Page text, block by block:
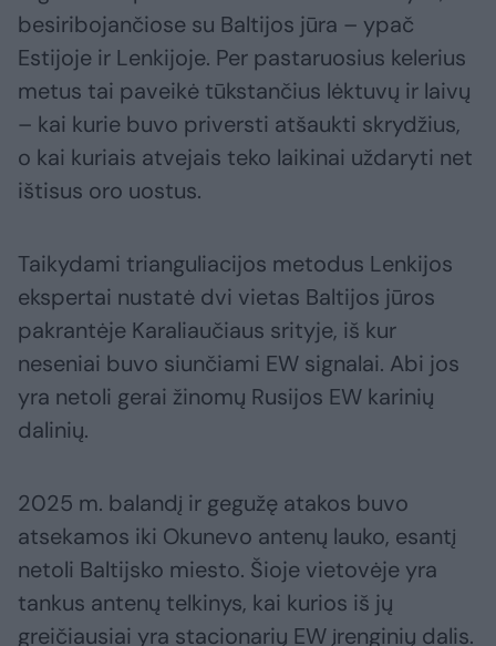
besiribojančiose su Baltijos jūra – ypač
Estijoje ir Lenkijoje. Per pastaruosius kelerius
metus tai paveikė tūkstančius lėktuvų ir laivų
– kai kurie buvo priversti atšaukti skrydžius,
o kai kuriais atvejais teko laikinai uždaryti net
ištisus oro uostus.
Taikydami trianguliacijos metodus Lenkijos
ekspertai nustatė dvi vietas Baltijos jūros
pakrantėje Karaliaučiaus srityje, iš kur
neseniai buvo siunčiami EW signalai. Abi jos
yra netoli gerai žinomų Rusijos EW karinių
dalinių.
2025 m. balandį ir gegužę atakos buvo
atsekamos iki Okunevo antenų lauko, esantį
netoli Baltijsko miesto. Šioje vietovėje yra
tankus antenų telkinys, kai kurios iš jų
greičiausiai yra stacionarių EW įrenginių dalis.